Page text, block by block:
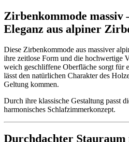
Zirbenkommode massiv
Eleganz aus alpiner
Diese Zirbenkommode aus massiver
ihre zeitlose Form und die hochwertige
weich geschliffene Oberfläche sorgt für
lässt den natürlichen Charakter des
Geltung kommen.
Durch ihre klassische Gestaltung passt
harmonisches Schlafzimmerkonzept.
Durchdachter